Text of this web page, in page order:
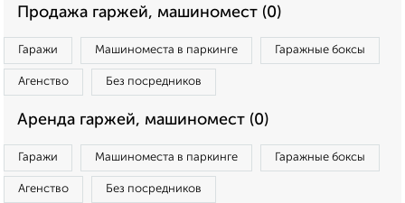
Продажа гаржей, машиномест (0)
Гаражи Машиноместа в паркинге Гаражные боксы
Агенство Без посредников
Аренда гаржей, машиномест (0)
Гаражи Машиноместа в паркинге Гаражные боксы
Агенство Без посредников